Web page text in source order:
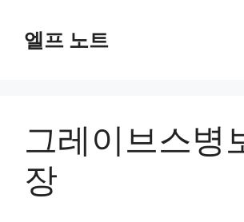
엘프 노트
그레이브스병
장